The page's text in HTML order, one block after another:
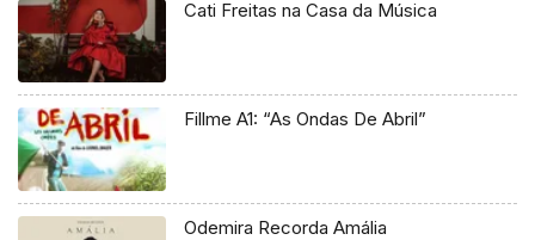
Cati Freitas na Casa da Música
Fillme A1: “As Ondas De Abril”
Odemira Recorda Amália